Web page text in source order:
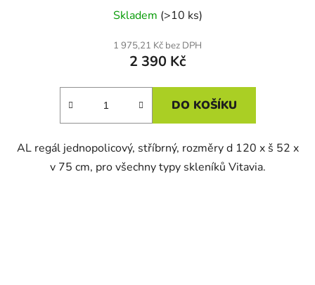
Skladem (>10 ks)
1 975,21 Kč bez DPH
2 390 Kč
DO KOŠÍKU
AL regál jednopolicový, stříbrný, rozměry d 120 x š 52 x
v 75 cm, pro všechny typy skleníků Vitavia.